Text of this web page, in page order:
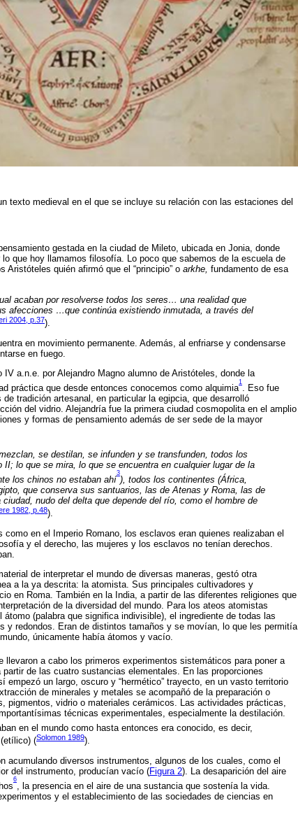
texto medieval en el que se incluye su relación con las estaciones del
gestada en la ciudad de Mileto, ubicada en Jonia, donde
que hoy llamamos filosofía. Lo poco que sabemos de la escuela de
quién afirmó que el “principio” o arkhe, fundamento de esa
acaban por resolverse todos los seres… una realidad que
afecciones …que continúa existiendo inmutada, a través del
2004, p.37).
en movimiento permanente. Además, al enfriarse y condensarse
en fuego.
a.n.e. por Alejandro Magno alumno de Aristóteles, donde la
práctica que desde entonces conocemos como alquimia
1
. Eso fue
tradición artesanal, en particular la egipcia, que desarrolló
del vidrio. Alejandría fue la primera ciudad cosmopolita en el amplio
y formas de pensamiento además de ser sede de la mayor
se destilan, se infunden y se transfunden, todos los
lo que se mira, lo que se encuentra en cualquier lugar de la
los chinos no estaban ahí
3
), todos los continentes (África,
que conserva sus santuarios, las de Atenas y Roma, las de
nudo del delta que depende del río, como el hombre de
1982, p.48).
en el Imperio Romano, los esclavos eran quienes realizaban el
y el derecho, las mujeres y los esclavos no tenían derechos.
de interpretar el mundo de diversas maneras, gestó otra
a la ya descrita: la atomista. Sus principales cultivadores y
en Roma. También en la India, a partir de las diferentes religiones que
de la diversidad del mundo. Para los ateos atomistas
(palabra que significa indivisible), el ingrediente de todas las
y redondos. Eran de distintos tamaños y se movían, lo que les permitía
únicamente había átomos y vacío.
llevaron a cabo los primeros experimentos sistemáticos para poner a
de las cuatro sustancias elementales. En las proporciones
un largo, oscuro y “hermético” trayecto, en un vasto territorio
de minerales y metales se acompañó de la preparación o
pigmentos, vidrio o materiales cerámicos. Las actividades prácticas,
técnicas experimentales, especialmente la destilación.
en el mundo como hasta entonces era conocido, es decir,
(Solomon 1989).
acumulando diversos instrumentos, algunos de los cuales, como el
del instrumento, producían vacío (Figura 2). La desaparición del aire
6
, la presencia en el aire de una sustancia que sostenía la vida.
y el establecimiento de las sociedades de ciencias en